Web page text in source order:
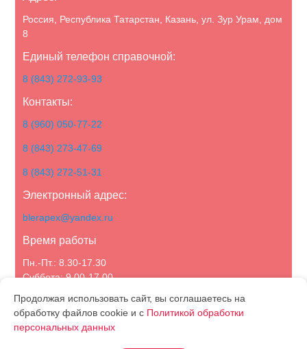
Россия, Республика Татарстан, Казань, ул. Зур Урам, дом
8
Единый телефон справочной:
8 (843) 272-93-93
Контакты:
8 (960) 050-77-22
8 (843) 273-47-69
8 (843) 272-51-31
Электронный адрес:
blerapex@yandex.ru
Время работы
Пн.-Пт.: 8.30-17.30
Суббота: 9.00-17.00
Политика конфиденциальности
Продолжая использовать сайт, вы соглашаетесь на
обработку файлов cookie и с Политикой обработки
персональных данных